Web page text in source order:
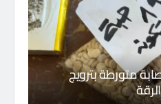
متورطة بترويج